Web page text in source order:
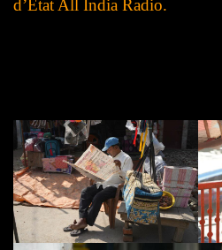
d’État All India Radio.